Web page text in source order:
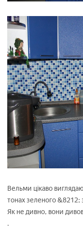
Вельми цікаво
тонах зеленого &8212;
Як не дивно, вони
.